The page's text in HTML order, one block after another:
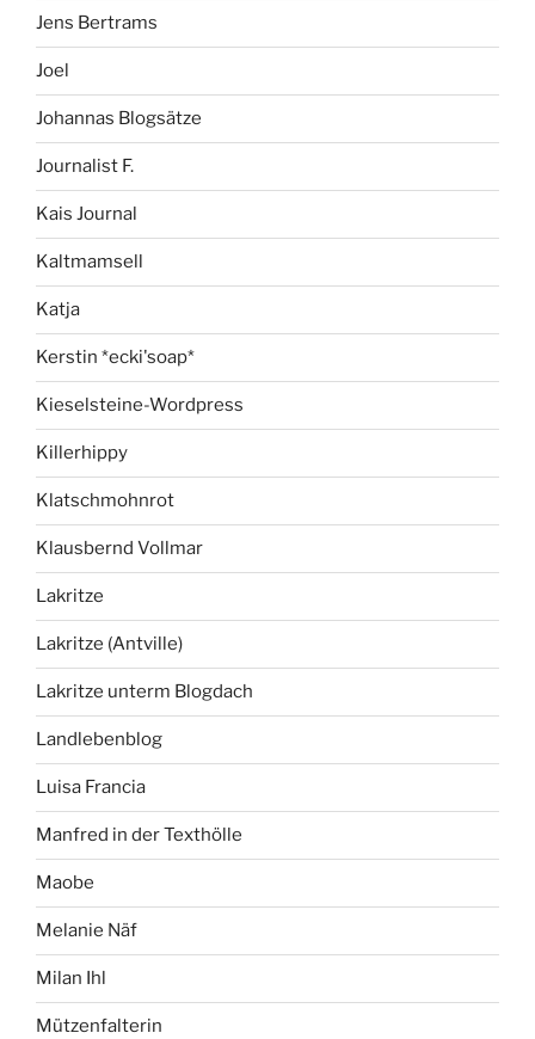
Jens Bertrams
Joel
Johannas Blogsätze
Journalist F.
Kais Journal
Kaltmamsell
Katja
Kerstin *ecki'soap*
Kieselsteine-Wordpress
Killerhippy
Klatschmohnrot
Klausbernd Vollmar
Lakritze
Lakritze (Antville)
Lakritze unterm Blogdach
Landlebenblog
Luisa Francia
Manfred in der Texthölle
Maobe
Melanie Näf
Milan Ihl
Mützenfalterin